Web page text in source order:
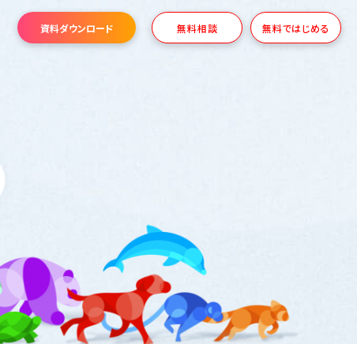
資料ダウンロード 無料相談 無料ではじめる